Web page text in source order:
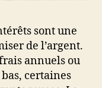
sont une
de l’argent.
annuels ou
certaines